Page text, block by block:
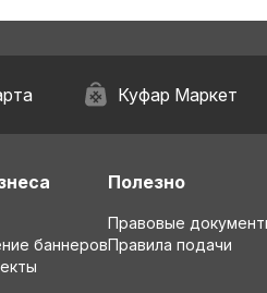
Куфар Маркет
баннеров
Полезно
Правовые
Правила подачи